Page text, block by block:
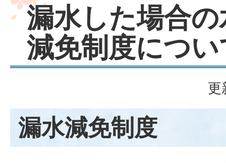
漏水した場合
減免制度につ
更
漏水減免制度